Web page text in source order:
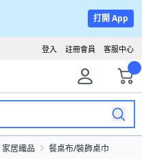
打開 App
客服中心
註冊會員
登入
家居織品 餐桌布/裝飾桌巾